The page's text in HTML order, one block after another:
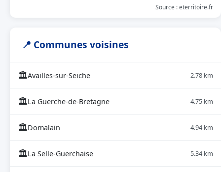
Source : eterritoire.fr
📍 Communes voisines
🏛Availles-sur-Seiche 2.78 km
🏛La Guerche-de-Bretagne 4.75 km
🏛Domalain 4.94 km
🏛La Selle-Guerchaise 5.34 km